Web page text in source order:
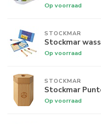
Op voorraad
STOCKMAR
Stockmar
Op voorraad
STOCKMAR
Stockmar
Op voorraad